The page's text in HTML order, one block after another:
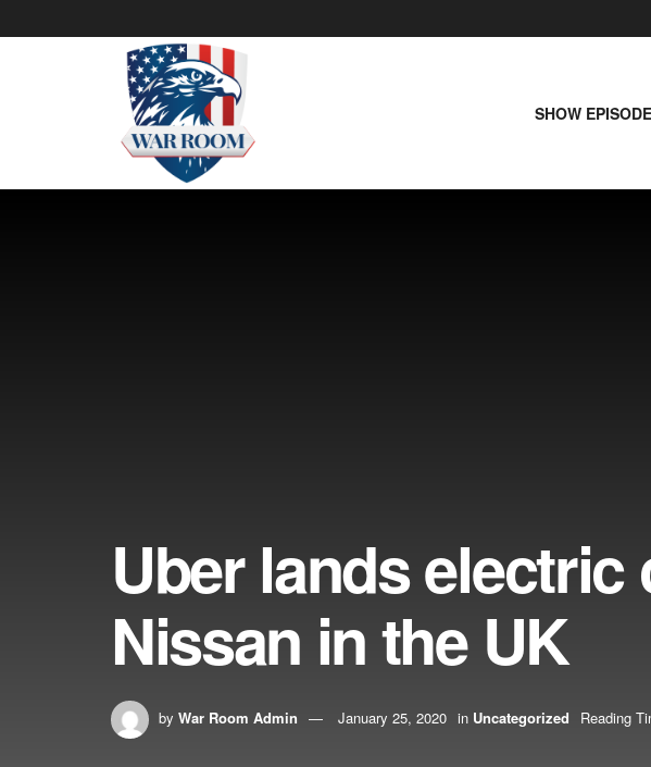
SHOW
Uber lands electric
Nissan in the UK
by War Room Admin January 25, 2020 in Uncategorized Reading